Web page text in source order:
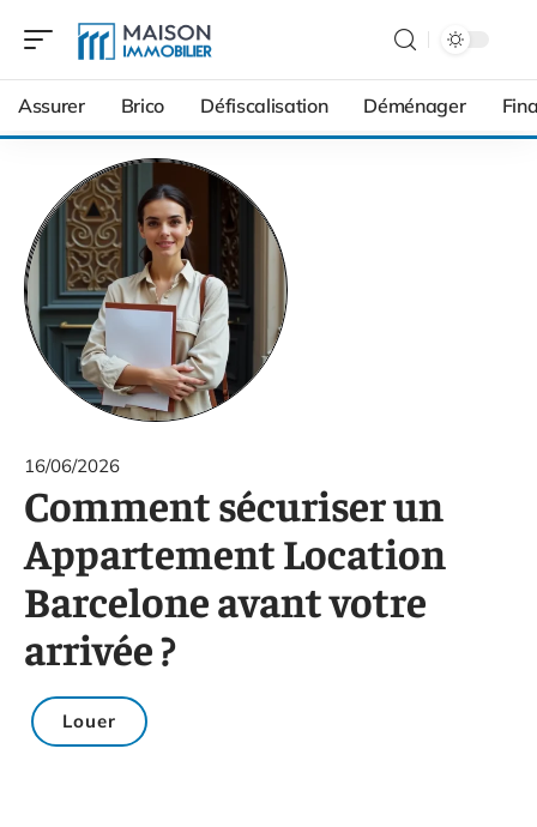
Assurer Brico Défiscalisation Déménager
16/06/2026
Comment sécuriser un
Appartement Location
Barcelone avant votre
arrivée ?
Louer